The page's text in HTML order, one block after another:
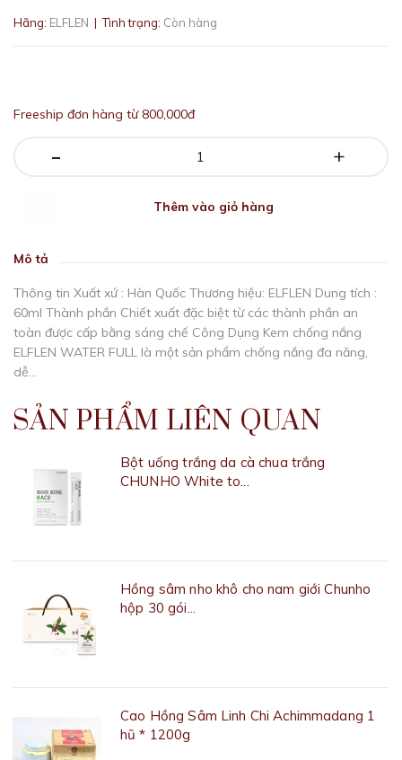
Hãng: ELFLEN | Tình trạng: Còn hàng
Freeship đơn hàng từ 800,000đ
- +
Thêm vào giỏ hàng
Mô tả
Thông tin Xuất xứ : Hàn Quốc Thương hiệu: ELFLEN Dung tích :
60ml Thành phần Chiết xuất đặc biệt từ các thành phần an
toàn được cấp bằng sáng chế Công Dụng Kem chống nắng
ELFLEN WATER FULL là một sản phẩm chống nắng đa năng,
dễ...
SẢN PHẨM LIÊN QUAN
Bột uống trắng da cà chua trắng
CHUNHO White to...
Hồng sâm nho khô cho nam giới Chunho
hộp 30 gói...
Cao Hồng Sâm Linh Chi Achimmadang 1
hũ * 1200g